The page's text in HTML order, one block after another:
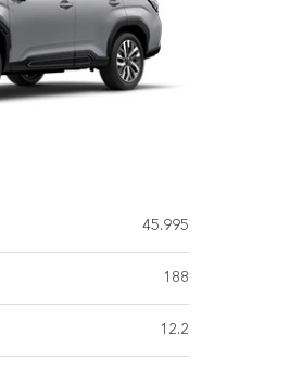
45.995
188
12.2